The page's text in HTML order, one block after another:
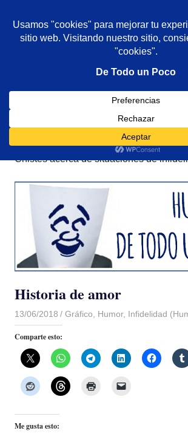
contenido
De todo un poco
Reflexiones,
Viajes
Categoría:Infidelidad
Chistes acerca de situaciones de
Historia de amor
13/06/2018 De todo un Poco
Gráfico Humor, Infidelidad
Comparte esto:
Me gusta esto: